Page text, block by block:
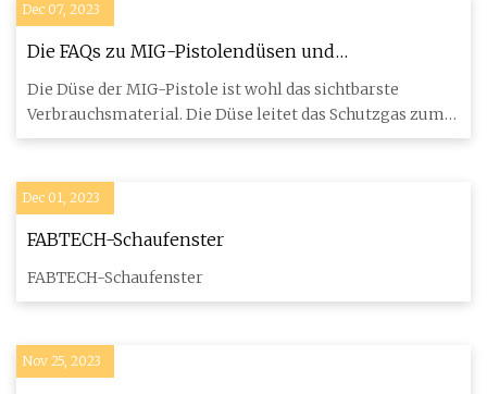
Dec 07, 2023
Die FAQs zu MIG-Pistolendüsen und
Kontaktspitzen
Die Düse der MIG-Pistole ist wohl das sichtbarste
Verbrauchsmaterial. Die Düse leitet das Schutzgas zum
Schweißbad und
Dec 01, 2023
FABTECH-Schaufenster
FABTECH-Schaufenster
Nov 25, 2023